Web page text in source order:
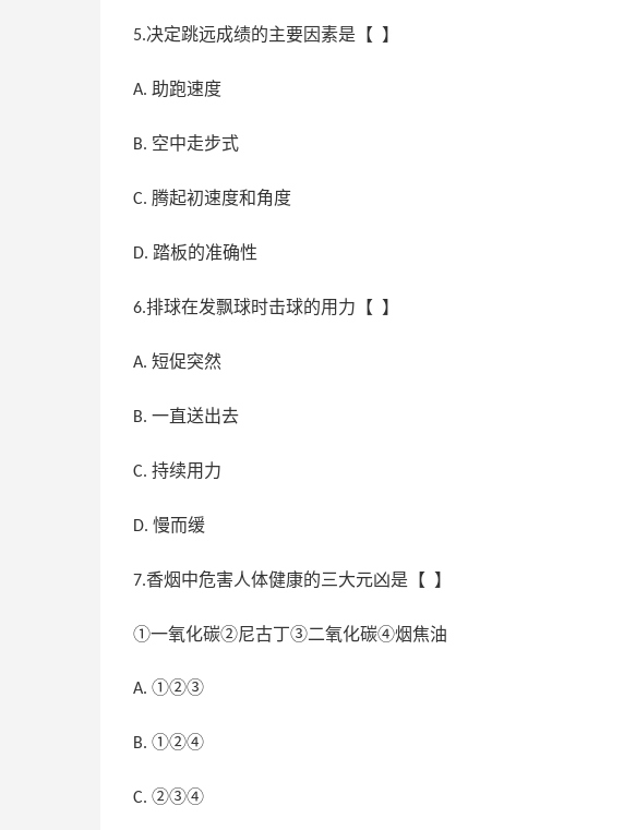
5.决定跳远成绩的主要因素是【 】
A. 助跑速度
B. 空中走步式
C. 腾起初速度和角度
D. 踏板的准确性
6.排球在发飘球时击球的用力【 】
A. 短促突然
B. 一直送出去
C. 持续用力
D. 慢而缓
7.香烟中危害人体健康的三大元凶是【 】
①一氧化碳②尼古丁③二氧化碳④烟焦油
A. ①②③
B. ①②④
C. ②③④